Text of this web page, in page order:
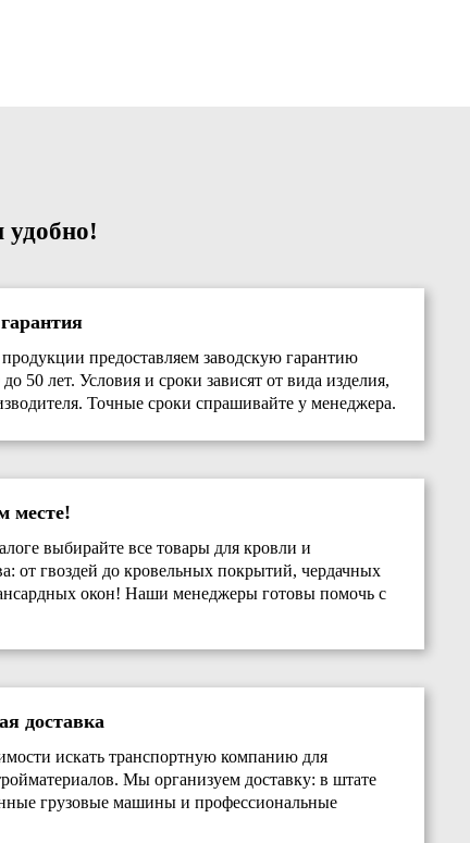
удобно!
предоставляем заводскую гарантию
50 лет. Условия и сроки зависят от вида изделия,
Точные сроки спрашивайте у менеджера.
месте!
выбирайте все товары для кровли и
от гвоздей до кровельных покрытий, чердачных
окон! Наши менеджеры готовы помочь с
доставка
искать транспортную компанию для
Мы организуем доставку: в штате
грузовые машины и профессиональные